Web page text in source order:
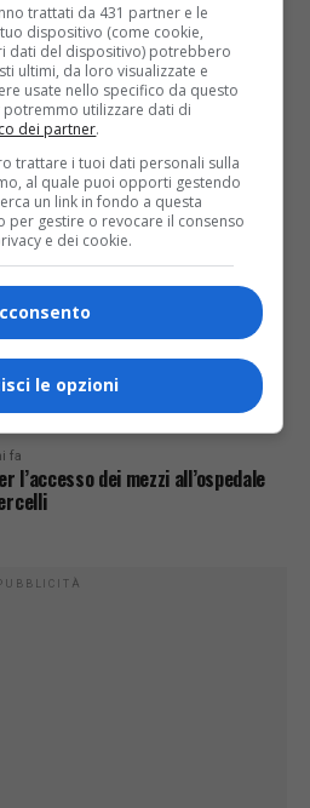
I PIÙ
fa
di Guardia medica turistica ad
fa
piazza a Varallo Gran Galà Lirico
inaugurazione della mostra
Lombardi
fa
genti valsesiane quinta edizione
fa
l’accesso dei mezzi all’ospedale
trattati da 431 partner e le
dispositivo (come cookie,
dati del dispositivo) potrebbero
ultimi, da loro visualizzate e
usate nello specifico da questo
utilizzare dati di
dei partner.
trattare i tuoi dati personali sulla
al quale puoi opporti gestendo
un link in fondo a questa
per gestire o revocare il consenso
e dei cookie.
le opzioni